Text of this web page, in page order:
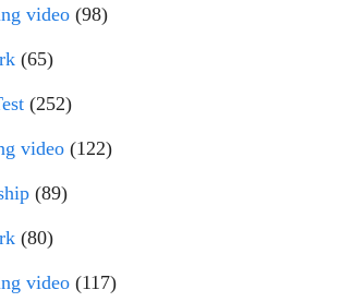
video (98)
(65)
(252)
video (122)
(89)
(80)
video (117)